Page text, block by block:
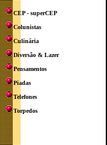
CEP - superCEP
Colunistas
Culinária
Diversão & Lazer
Pensamentos
Piadas
Telefones
Torpedos